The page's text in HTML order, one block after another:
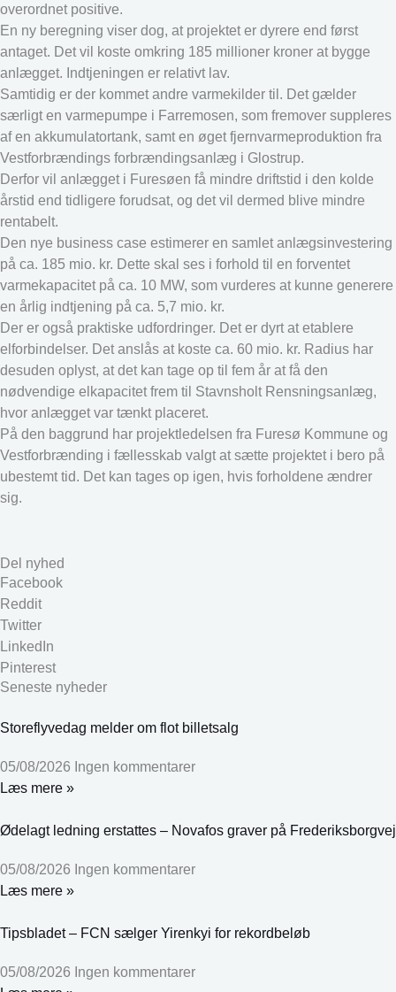
overordnet positive.
En ny beregning viser dog, at projektet er dyrere end først
antaget. Det vil koste omkring 185 millioner kroner at bygge
anlægget. Indtjeningen er relativt lav.
Samtidig er der kommet andre varmekilder til. Det gælder
særligt en varmepumpe i Farremosen, som fremover suppleres
af en akkumulatortank, samt en øget fjernvarmeproduktion fra
Vestforbrændings forbrændingsanlæg i Glostrup.
Derfor vil anlægget i Furesøen få mindre driftstid i den kolde
årstid end tidligere forudsat, og det vil dermed blive mindre
rentabelt.
Den nye business case estimerer en samlet anlægsinvestering
på ca. 185 mio. kr. Dette skal ses i forhold til en forventet
varmekapacitet på ca. 10 MW, som vurderes at kunne generere
en årlig indtjening på ca. 5,7 mio. kr.
Der er også praktiske udfordringer. Det er dyrt at etablere
elforbindelser. Det anslås at koste ca. 60 mio. kr. Radius har
desuden oplyst, at det kan tage op til fem år at få den
nødvendige elkapacitet frem til Stavnsholt Rensningsanlæg,
hvor anlægget var tænkt placeret.
På den baggrund har projektledelsen fra Furesø Kommune og
Vestforbrænding i fællesskab valgt at sætte projektet i bero på
ubestemt tid. Det kan tages op igen, hvis forholdene ændrer
sig.
Del nyhed
Facebook
Reddit
Twitter
LinkedIn
Pinterest
Seneste nyheder
Storeflyvedag melder om flot billetsalg
05/08/2026 Ingen kommentarer
Læs mere »
Ødelagt ledning erstattes – Novafos graver på Frederiksborgvej
05/08/2026 Ingen kommentarer
Læs mere »
Tipsbladet – FCN sælger Yirenkyi for rekordbeløb
05/08/2026 Ingen kommentarer